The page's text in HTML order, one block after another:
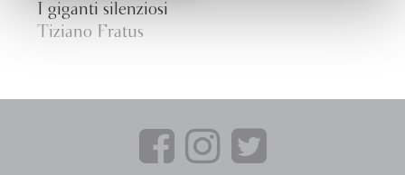
I giganti silenziosi
Tiziano Fratus